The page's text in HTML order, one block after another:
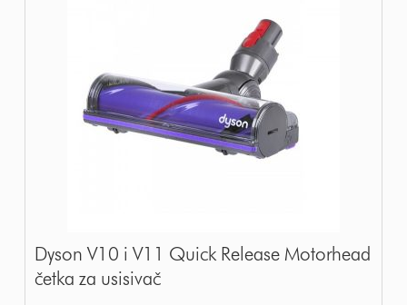
Dyson V10 i V11 Quick Release Motorhead
četka za usisivač